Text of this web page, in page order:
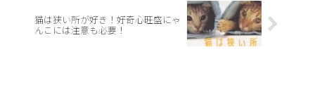
猫は狭い所が好き！好奇心旺盛にゃ
んこには注意も必要！